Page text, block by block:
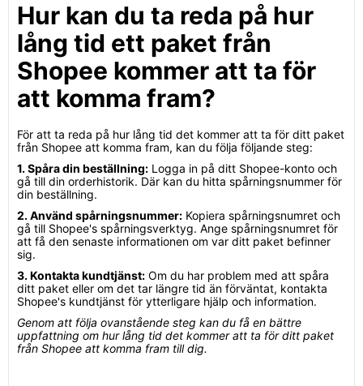
Hur kan du ta reda på hur
lång tid ett paket från
Shopee kommer att ta för
att komma fram?
För att ta reda på hur lång tid det kommer att ta för ditt paket
från Shopee att komma fram, kan du följa följande steg:
1. Spåra din beställning: Logga in på ditt Shopee-konto och
gå till din orderhistorik. Där kan du hitta spårningsnummer för
din beställning.
2. Använd spårningsnummer: Kopiera spårningsnumret och
gå till Shopee's spårningsverktyg. Ange spårningsnumret för
att få den senaste informationen om var ditt paket befinner
sig.
3. Kontakta kundtjänst: Om du har problem med att spåra
ditt paket eller om det tar längre tid än förväntat, kontakta
Shopee's kundtjänst för ytterligare hjälp och information.
Genom att följa ovanstående steg kan du få en bättre
uppfattning om hur lång tid det kommer att ta för ditt paket
från Shopee att komma fram till dig.